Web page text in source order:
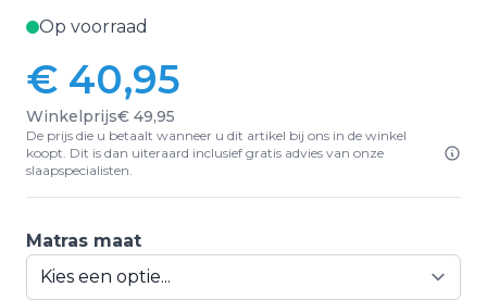
Op voorraad
Vanaf:
€ 40,95
Winkelprijs€ 49,95
De prijs die u betaalt wanneer u dit artikel bij ons in de winkel
koopt. Dit is dan uiteraard inclusief gratis advies van onze
slaapspecialisten.
Matras maat